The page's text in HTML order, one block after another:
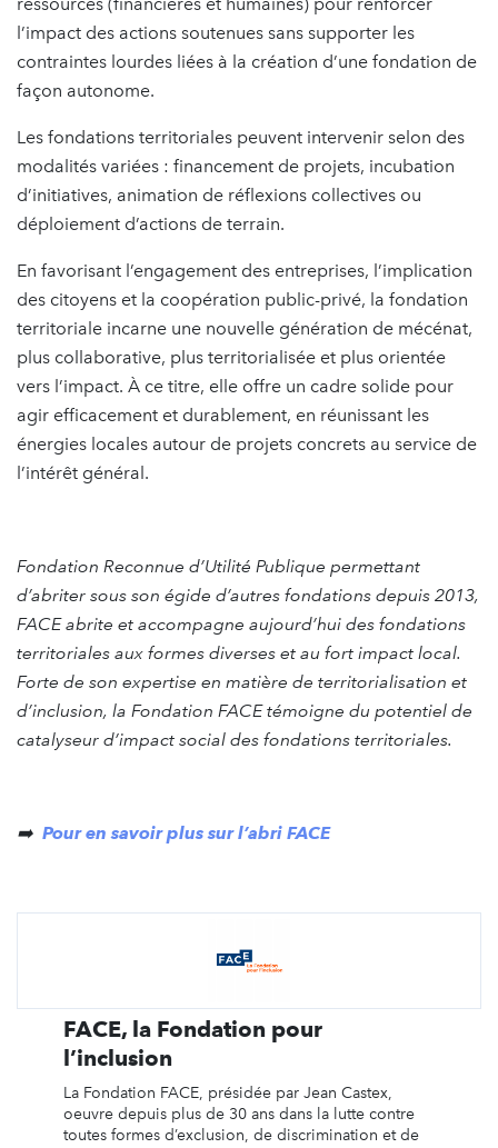
l’impact des actions soutenues sans supporter les
contraintes lourdes liées à la création d’une fondation de
façon autonome.
Les fondations territoriales peuvent intervenir selon des
modalités variées : financement de projets, incubation
d’initiatives, animation de réflexions collectives ou
déploiement d’actions de terrain.
En favorisant l’engagement des entreprises, l’implication
des citoyens et la coopération public-privé, la fondation
territoriale incarne une nouvelle génération de mécénat,
plus collaborative, plus territorialisée et plus orientée
vers l’impact. À ce titre, elle offre un cadre solide pour
agir efficacement et durablement, en réunissant les
énergies locales autour de projets concrets au service de
l’intérêt général.
Fondation Reconnue d’Utilité Publique permettant
d’abriter sous son égide d’autres fondations depuis 2013,
FACE abrite et accompagne aujourd’hui des fondations
territoriales aux formes diverses et au fort impact local.
Forte de son expertise en matière de territorialisation et
d’inclusion, la Fondation FACE témoigne du potentiel de
catalyseur d’impact social des fondations territoriales.
➡️ Pour en savoir plus surl’abri FACE
FACE, la Fondation pour
l’inclusion
La Fondation FACE, présidée par Jean Castex,
oeuvre depuis plus de 30 ans dans la lutte contre
toutes formes d’exclusion, de discrimination et de